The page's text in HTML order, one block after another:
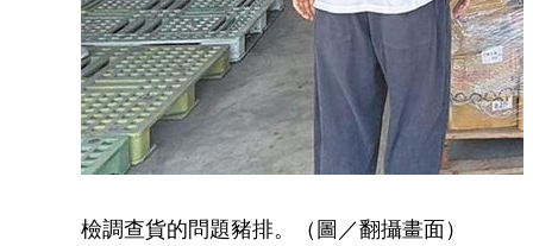
檢調查貨的問題豬排。（圖／翻攝畫面）